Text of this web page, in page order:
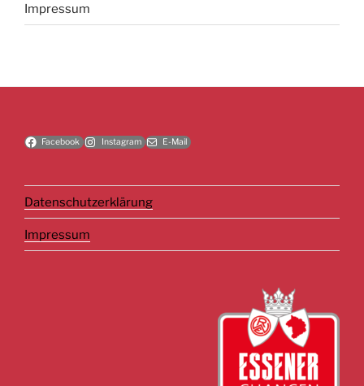
Impressum
Facebook Instagram E-Mail
Datenschutzerklärung
Impressum